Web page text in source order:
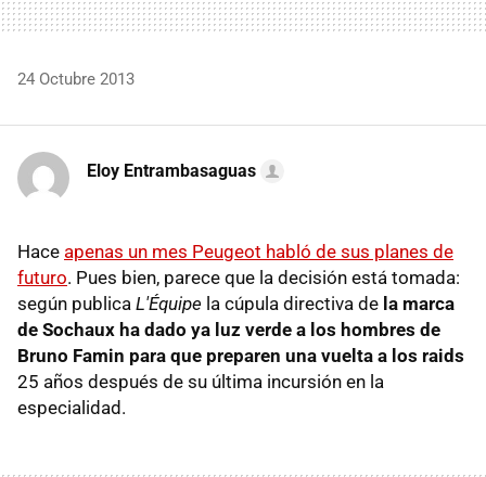
24 Octubre 2013
Eloy Entrambasaguas
Hace apenas un mes Peugeot habló de sus planes de
futuro. Pues bien, parece que la decisión está tomada:
según publica L'Équipe la cúpula directiva de la marca
de Sochaux ha dado ya luz verde a los hombres de
Bruno Famin para que preparen una vuelta a los raids
25 años después de su última incursión en la
especialidad.